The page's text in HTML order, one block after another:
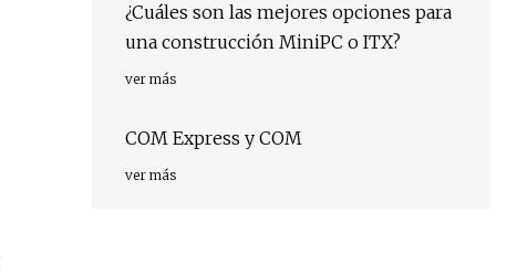
¿Cuáles son las mejores opciones para
una construcción MiniPC o ITX?
ver más
COM Express y COM
ver más